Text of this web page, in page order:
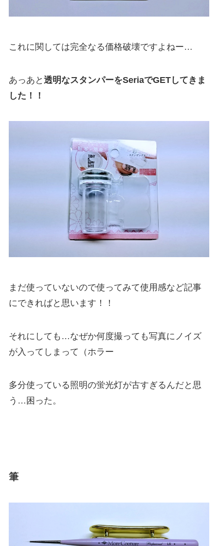
これに関しては完全なる価格破壊ですよねー…
あっあと 透明なスタンパーをSeriaでGETしてきま
した！！
まだ使っていないので使ってみて使用感など記事
にできればと思います！！
それにしても…なぜか何度撮っても写真にノイズ
が入ってしまって（ホラー
多分使っている照明の蛍光灯が古すぎるんだと思
う…困った。
筆